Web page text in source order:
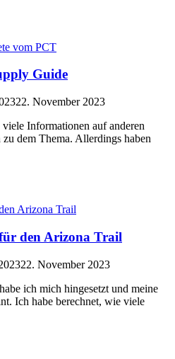
Guide
22. November 2023
Informationen auf anderen
dem Thema. Allerdings haben
den Arizona Trail
22. November 2023
ich mich hingesetzt und meine
Ich habe berechnet, wie viele